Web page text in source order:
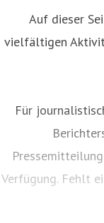
Auf dieser
vielfältigen
Für
Verfügung. Fehlt